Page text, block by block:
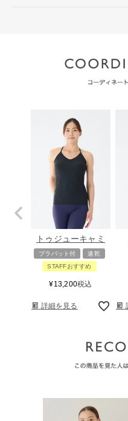
トゥジューキャミ
ブラパット付
速乾
STAFFおすすめ
¥13,200税込
詳細を見る